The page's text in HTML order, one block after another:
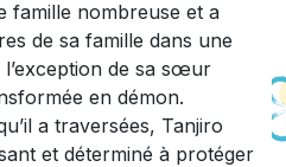
famille nombreuse et a
de sa famille dans une
de sa sœur
en démon.
a traversées, Tanjiro
et déterminé à protéger